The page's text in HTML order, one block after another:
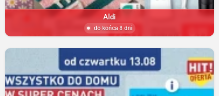
Aldi
do końca 8 dni